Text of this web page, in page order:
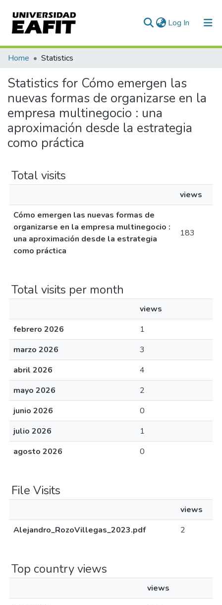
Log In (current)
Communities & Collections
All of DSpace
Home Statistics
Statistics for Cómo emergen las
nuevas formas de organizarse en la
empresa multinegocio : una
aproximación desde la estrategia
como práctica
Total visits
views
Cómo emergen las nuevas formas de
organizarse en la empresa multinegocio :
una aproximación desde la estrategia
como práctica
183
Total visits per month
views
febrero 2026
1
marzo 2026
3
abril 2026
4
mayo 2026
2
junio 2026
0
julio 2026
1
agosto 2026
0
File Visits
views
Alejandro_RozoVillegas_2023.pdf
2
Top country views
views